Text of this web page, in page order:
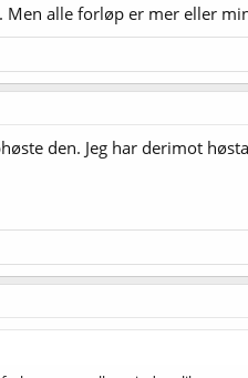
Men alle forløp er mer eller
den. Jeg har derimot